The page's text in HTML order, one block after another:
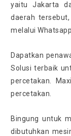
yaitu Jakarta
daerah
melalui
Dapatkan
Solusi terbaik
percetakan.
percetakan.
Bingung untuk
dibutuhkan